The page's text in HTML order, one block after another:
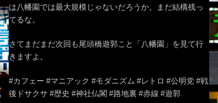
は八幡園では最大規模じゃないだろうか。まだ結構残っ
てるな。
さてまだまだ次回も尾頭橋遊郭こと「八幡園」を見て行
きますよ。
#カフェー #マニアック #モダニズム #レトロ #公明党 #戦
後ドサクサ #歴史 #神社仏閣 #路地裏 #赤線 #遊郭